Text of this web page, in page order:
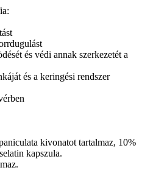
és védi annak szerkezetét a
és a keringési rendszer
kivonatot tartalmaz, 10%
kapszula.